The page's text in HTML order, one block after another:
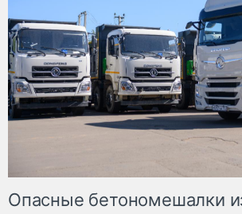
Опасные бетономешалки